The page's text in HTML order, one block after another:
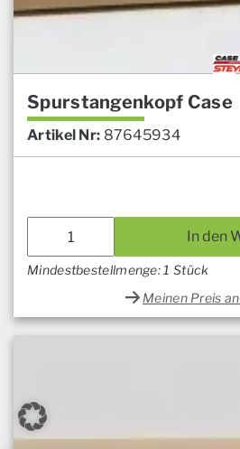
Spurstangenkopf Case
Artikel Nr: 87645934
In den
Mindestbestellmenge: 1 Stück
Meinen Preis